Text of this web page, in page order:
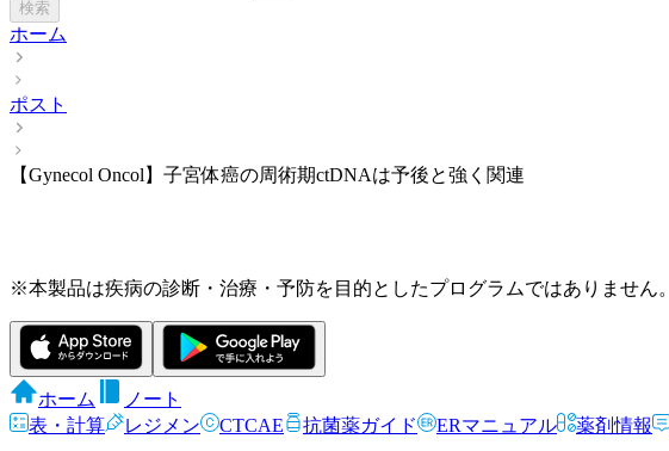
検索
ホーム
ポスト
【Gynecol Oncol】子宮体癌の周術期ctDNAは予後と強く関連
※本製品は疾病の診断・治療・予防を目的としたプログラムではありません。
ホーム
ノート
表・計算
レジメン CTCAE 抗菌薬ガイド ERマニュアル 薬剤情報